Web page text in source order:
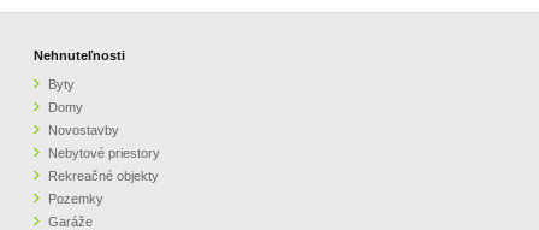
GARÁŽE
O NÁS
CENNÍK REALITNEJ INZERCIE
ZVÝRAZNENIE REALITNÝCH INZERÁTOV
Nehnuteľnosti
Byty
Domy
Novostavby
Nebytové priestory
Rekreačné objekty
Pozemky
Garáže